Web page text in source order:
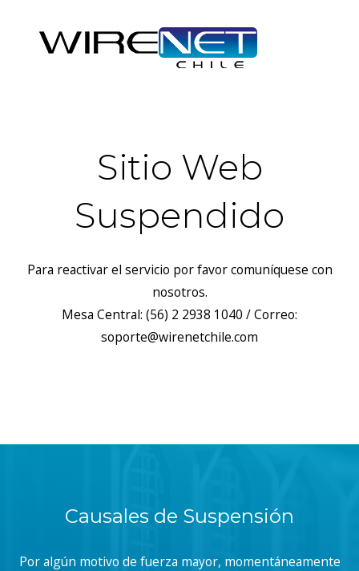
Sitio Web
Suspendido
Para reactivar el servicio por favor comuníquese con
nosotros.
Mesa Central: (56) 2 2938 1040 / Correo:
soporte@wirenetchile.com
Causales de Suspensión
Por algún motivo de fuerza mayor, momentáneamente